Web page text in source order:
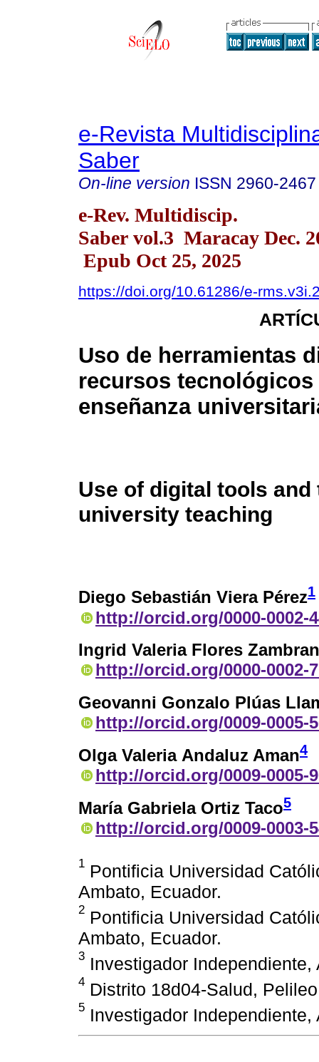
e-Revista
Saber
On-line version ISSN 2960-2467
e-Rev. Multidiscip.
Saber vol.3 Maracay Dec.
Epub Oct 25, 2025
https://doi.org/10.61286/e-
Uso de herramientas
recursos tecnológicos
enseñanza
Use of digital tools
university teaching
Diego Sebastián Viera Pérez1
http://orcid.org/0000-0002-
Ingrid Valeria Flores
http://orcid.org/0000-0002-
Geovanni Gonzalo Plúas
http://orcid.org/0009-0005-
Olga Valeria Andaluz Aman4
http://orcid.org/0009-0005-
María Gabriela Ortiz Taco5
http://orcid.org/0009-0003-
1 Pontificia Universidad
Ambato, Ecuador.
2 Pontificia Universidad
Ambato, Ecuador.
3 Investigador Independiente,
4 Distrito 18d04-Salud,
5 Investigador Independiente,